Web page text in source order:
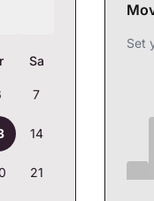
Sa
7
14
21
Set